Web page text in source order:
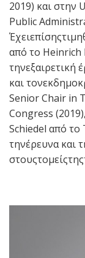
2019) και στην
Public
από το Heinrich
τηνεξαιρετική
και
Senior Chair in
Congress
Schiedel από
τηνέρευνα και